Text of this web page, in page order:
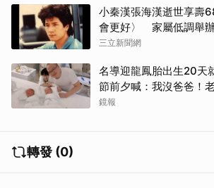
小秦漢張海漢逝世享壽
會更好〉 家屬低調舉
三立新聞網
名導迎龍鳳胎出生20天
節前夕喊：我沒爸爸！
遺孀
鏡報
轉發 (0)
取消